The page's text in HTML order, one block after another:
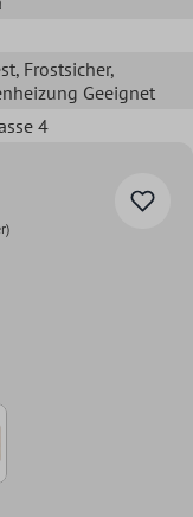
, Frostsicher,
Geeignet
4